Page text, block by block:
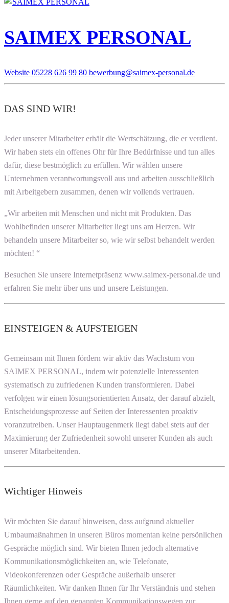
SAIMEX PERSONAL
Website 05228 626 99 80 bewerbung@saimex-personal.de
DAS SIND WIR!
Jeder unserer Mitarbeiter erhält die Wertschätzung, die er verdient.
Wir haben stets ein offenes Ohr für Ihre Bedürfnisse und tun alles
dafür, diese bestmöglich zu erfüllen. Wir wählen unsere
Unternehmen verantwortungsvoll aus und arbeiten ausschließlich
mit Arbeitgebern zusammen, denen wir vollends vertrauen.
„Wir arbeiten mit Menschen und nicht mit Produkten. Das
Wohlbefinden unserer Mitarbeiter liegt uns am Herzen. Wir
behandeln unsere Mitarbeiter so, wie wir selbst behandelt werden
möchten! “
Besuchen Sie unsere Internetpräsenz www.saimex-personal.de und
erfahren Sie mehr über uns und unsere Leistungen.
EINSTEIGEN & AUFSTEIGEN
Gemeinsam mit Ihnen fördern wir aktiv das Wachstum von
SAIMEX PERSONAL, indem wir potenzielle Interessenten
systematisch zu zufriedenen Kunden transformieren. Dabei
verfolgen wir einen lösungsorientierten Ansatz, der darauf abzielt,
Entscheidungsprozesse auf Seiten der Interessenten proaktiv
voranzutreiben. Unser Hauptaugenmerk liegt dabei stets auf der
Maximierung der Zufriedenheit sowohl unserer Kunden als auch
unserer Mitarbeitenden.
Wichtiger Hinweis
Wir möchten Sie darauf hinweisen, dass aufgrund aktueller
Umbaumaßnahmen in unseren Büros momentan keine persönlichen
Gespräche möglich sind. Wir bieten Ihnen jedoch alternative
Kommunikationsmöglichkeiten an, wie Telefonate,
Videokonferenzen oder Gespräche außerhalb unserer
Räumlichkeiten. Wir danken Ihnen für Ihr Verständnis und stehen
Ihnen gerne auf den genannten Kommunikationswegen zur